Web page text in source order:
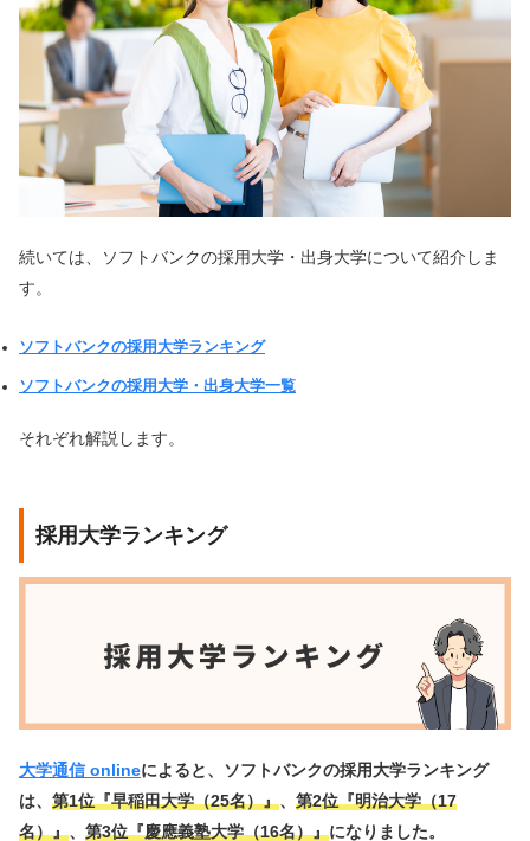
続いては、ソフトバンクの採用大学・出身大学について紹介しま
す。
ソフトバンクの採用大学ランキング
ソフトバンクの採用大学・出身大学一覧
それぞれ解説します。
採用大学ランキング
大学通信 onlineによると、ソフトバンクの採用大学ランキング
は、 第1位『早稲田大学（25名）』、 第2位『明治大学（17
名）』、 第3位『慶應義塾大学（16名）』になりました。